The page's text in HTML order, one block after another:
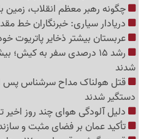
چگونه رهبر معظم انقلاب، زمین
دریادار سیاری: خبرنگاران خط
عربستان بیشتر ذخایر پاتریوت خود را در 38 روز
شدند
قتل هولناک مداح سرشناس پس
دستگیر شدند
دلیل آلودگی هوای چند روز
تأکید عمان بر فضای مثبت و